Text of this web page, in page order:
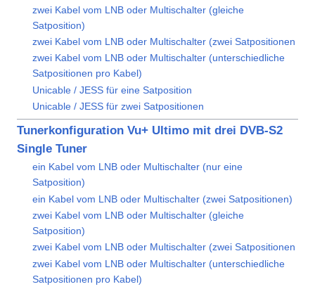
zwei Kabel vom LNB oder Multischalter (gleiche
Satposition)
zwei Kabel vom LNB oder Multischalter (zwei Satpositionen
zwei Kabel vom LNB oder Multischalter (unterschiedliche
Satpositionen pro Kabel)
Unicable / JESS für eine Satposition
Unicable / JESS für zwei Satpositionen
Tunerkonfiguration Vu+ Ultimo mit drei DVB-S2
Single Tuner
ein Kabel vom LNB oder Multischalter (nur eine
Satposition)
ein Kabel vom LNB oder Multischalter (zwei Satpositionen)
zwei Kabel vom LNB oder Multischalter (gleiche
Satposition)
zwei Kabel vom LNB oder Multischalter (zwei Satpositionen
zwei Kabel vom LNB oder Multischalter (unterschiedliche
Satpositionen pro Kabel)